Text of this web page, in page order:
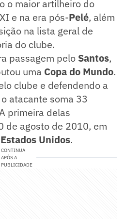
o maior artilheiro do
e na era pós-Pelé, além
na lista geral de
do clube.
passagem pelo Santos,
uma Copa do Mundo.
clube e defendendo a
o atacante soma 33
primeira delas
de agosto de 2010, em
Estados Unidos.
CONTINUA
APÓS A
PUBLICIDADE